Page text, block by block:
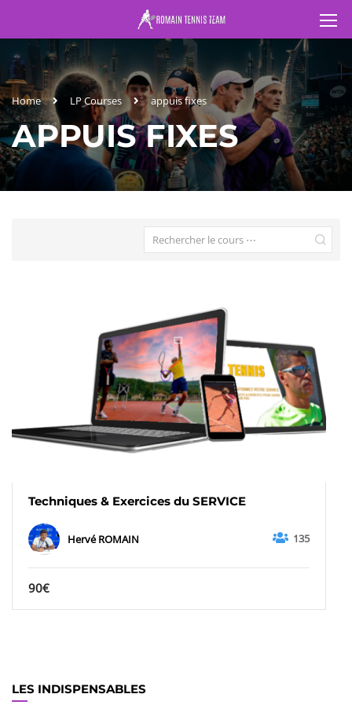
Home LP Courses appuis fixes
APPUIS FIXES
Techniques & Exercices du SERVICE
Hervé ROMAIN 135
90€
LES INDISPENSABLES